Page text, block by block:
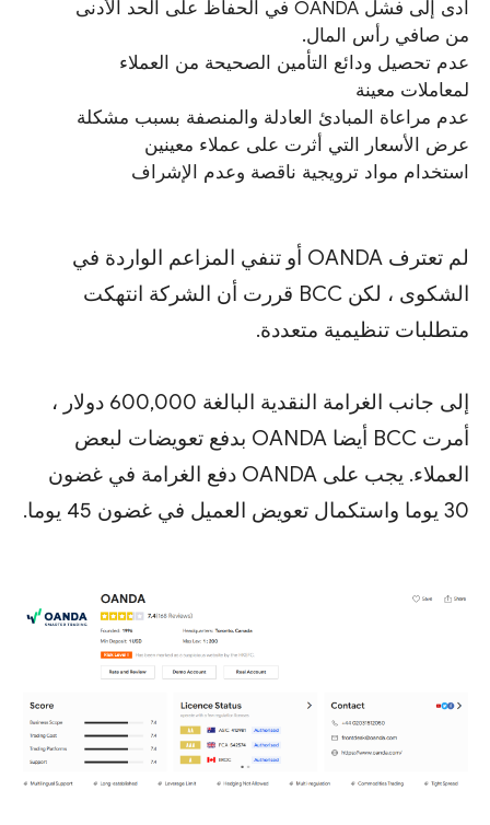
أدى إلى فشل OANDA في الحفاظ على الحد الأدنى
من صافي رأس المال.
عدم تحصيل ودائع التأمين الصحيحة من العملاء
لمعاملات معينة
عدم مراعاة المبادئ العادلة والمنصفة بسبب مشكلة
عرض الأسعار التي أثرت على عملاء معينين
استخدام مواد ترويجية ناقصة وعدم الإشراف
لم تعترف OANDA أو تنفي المزاعم الواردة في
الشكوى ، لكن BCC قررت أن الشركة انتهكت
متطلبات تنظيمية متعددة.
إلى جانب الغرامة النقدية البالغة 600,000 دولار ،
أمرت BCC أيضا OANDA بدفع تعويضات لبعض
العملاء. يجب على OANDA دفع الغرامة في غضون
30 يوما واستكمال تعويض العميل في غضون 45 يوما.